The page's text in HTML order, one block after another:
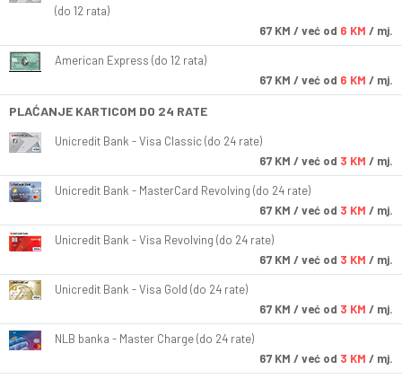
(do 12 rata)
67 KM / već od 6 KM / mj.
American Express (do 12 rata)
67 KM / već od 6 KM / mj.
PLAĆANJE KARTICOM DO 24 RATE
Unicredit Bank - Visa Classic (do 24 rate)
67 KM / već od 3 KM / mj.
Unicredit Bank - MasterCard Revolving (do 24 rate)
67 KM / već od 3 KM / mj.
Unicredit Bank - Visa Revolving (do 24 rate)
67 KM / već od 3 KM / mj.
Unicredit Bank - Visa Gold (do 24 rate)
67 KM / već od 3 KM / mj.
NLB banka - Master Charge (do 24 rate)
67 KM / već od 3 KM / mj.